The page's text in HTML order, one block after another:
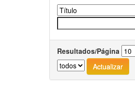
Resultados/Página